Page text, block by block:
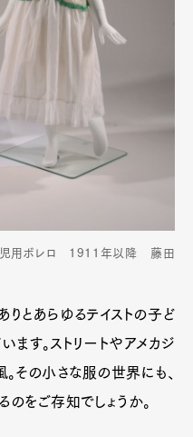
児用ボレロ 1911年以降 藤田
とあらゆるテイストの子ど
す。ストリートやアメカジ
その小さな服の世界にも、
をご存知でしょうか。